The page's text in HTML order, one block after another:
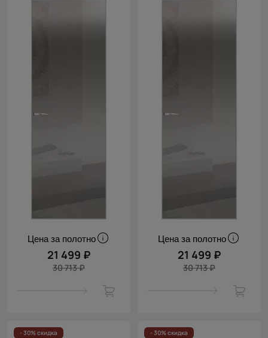
Цена за полотно
21 499 ₽
30 713 ₽
Цена за полотно
21 499 ₽
30 713 ₽
- 30% скидка - 30% скидка